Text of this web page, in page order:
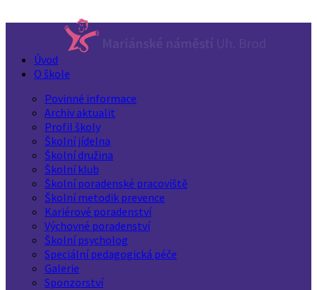
Úvod
O škole
Povinné informace
Archiv aktualit
Profil školy
Školní jídelna
Školní družina
Školní klub
Školní poradenské pracoviště
Školní metodik prevence
Kariérové poradenství
Výchovné poradenství
Školní psycholog
Speciální pedagogická péče
Galerie
Sponzorství